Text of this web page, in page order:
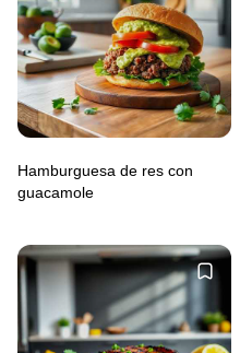
Hamburguesa de res con
guacamole